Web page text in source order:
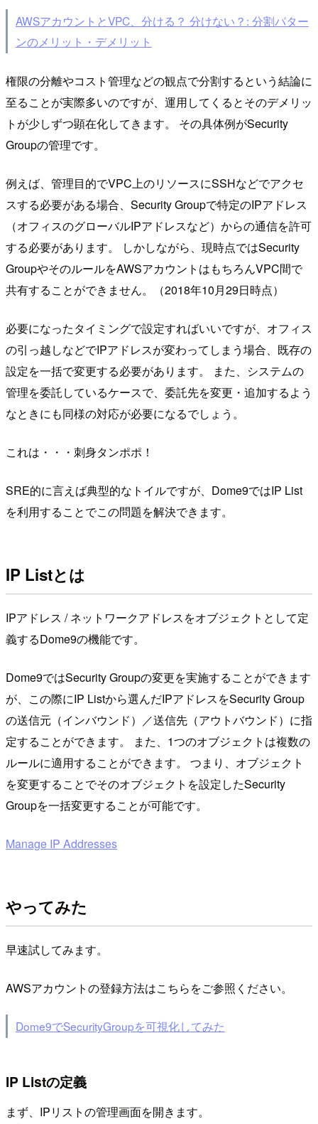
AWSアカウントとVPC、分ける？ 分けない？: 分割パター
ンのメリット・デメリット
権限の分離やコスト管理などの観点で分割するという結論に
至ることが実際多いのですが、運用してくるとそのデメリッ
トが少しずつ顕在化してきます。 その具体例がSecurity
Groupの管理です。
例えば、管理目的でVPC上のリソースにSSHなどでアクセ
スする必要がある場合、Security Groupで特定のIPアドレス
（オフィスのグローバルIPアドレスなど）からの通信を許可
する必要があります。 しかしながら、現時点ではSecurity
GroupやそのルールをAWSアカウントはもちろんVPC間で
共有することができません。（2018年10月29日時点）
必要になったタイミングで設定すればいいですが、オフィス
の引っ越しなどでIPアドレスが変わってしまう場合、既存の
設定を一括で変更する必要があります。 また、システムの
管理を委託しているケースで、委託先を変更・追加するよう
なときにも同様の対応が必要になるでしょう。
これは・・・刺身タンポポ！
SRE的に言えば典型的なトイルですが、Dome9ではIP List
を利用することでこの問題を解決できます。
IP Listとは
IPアドレス / ネットワークアドレスをオブジェクトとして定
義するDome9の機能です。
Dome9ではSecurity Groupの変更を実施することができます
が、この際にIP Listから選んだIPアドレスをSecurity Group
の送信元（インバウンド）／送信先（アウトバウンド）に指
定することができます。 また、1つのオブジェクトは複数の
ルールに適用することができます。 つまり、オブジェクト
を変更することでそのオブジェクトを設定したSecurity
Groupを一括変更することが可能です。
Manage IP Addresses
やってみた
早速試してみます。
AWSアカウントの登録方法はこちらをご参照ください。
Dome9でSecurityGroupを可視化してみた
IP Listの定義
まず、IPリストの管理画面を開きます。